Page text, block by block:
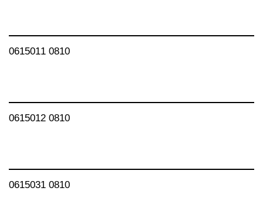
0615011 0810
0615012 0810
0615031 0810